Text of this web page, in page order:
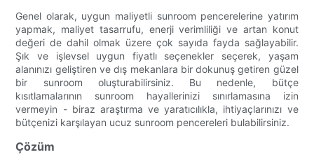
Genel olarak, uygun maliyetli sunroom pencerelerine yatırım
yapmak, maliyet tasarrufu, enerji verimliliği ve artan konut
değeri de dahil olmak üzere çok sayıda fayda sağlayabilir.
Şık ve işlevsel uygun fiyatlı seçenekler seçerek, yaşam
alanınızı geliştiren ve dış mekanlara bir dokunuş getiren güzel
bir sunroom oluşturabilirsiniz. Bu nedenle, bütçe
kısıtlamalarının sunroom hayallerinizi sınırlamasına izin
vermeyin - biraz araştırma ve yaratıcılıkla, ihtiyaçlarınızı ve
bütçenizi karşılayan ucuz sunroom pencereleri bulabilirsiniz.
Çözüm